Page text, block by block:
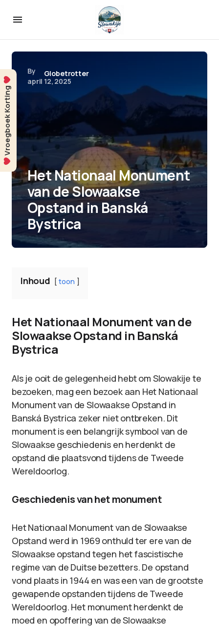
By
Globetrotter
april 12, 2025
Het Nationaal Monument
van de Slowaakse
Opstand in Banská
Bystrica
Inhoud toon
Het Nationaal Monument van de
Slowaakse Opstand in Banská
Bystrica
Als je ooit de gelegenheid hebt om Slowakije te
bezoeken, mag een bezoek aan Het Nationaal
Monument van de Slowaakse Opstand in
Banská Bystrica zeker niet ontbreken. Dit
monument is een belangrijk symbool van de
Slowaakse geschiedenis en herdenkt de
opstand die plaatsvond tijdens de Tweede
Wereldoorlog.
Geschiedenis van het monument
Het Nationaal Monument van de Slowaakse
Opstand werd in 1969 onthuld ter ere van de
Slowaakse opstand tegen het fascistische
regime van de Duitse bezetters. De opstand
vond plaats in 1944 en was een van de grootste
gewapende opstanden tijdens de Tweede
Wereldoorlog. Het monument herdenkt de
moed en opoffering van de Slowaakse
Vroegboek Korting